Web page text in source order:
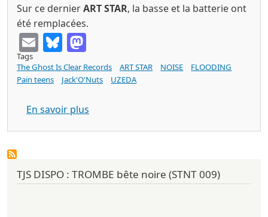
Sur ce dernierART STAR, la basse et la batterie ont
été remplacées.
EmailBluesky
Tags
The Ghost Is Clear Records
ART STAR NOISE
FLOODING
Pain teens
Jack'O'Nuts UZEDA
En savoir plus
TJS DISPO : TROMBE bête noire (STNT 009)